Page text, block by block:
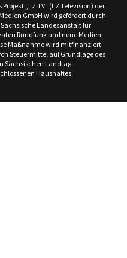
Projekt „LZ TV“ (LZ Television) der
GmbH wird gefördert durch
Landesanstalt für
Rundfunk und neue Medien.
Maßnahme wird mitfinanziert
Steuermittel auf Grundlage des
Sächsischen Landtag
Haushaltes.